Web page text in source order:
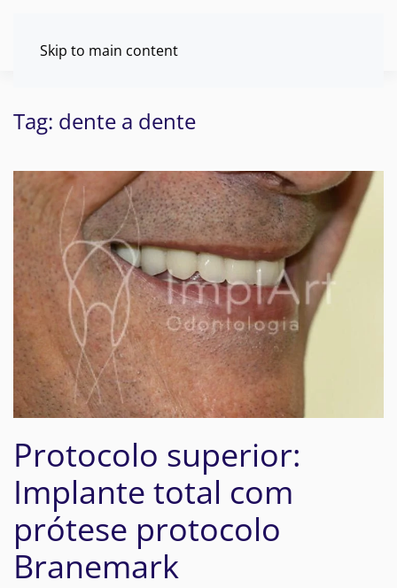
Skip to main content
Tag: dente a dente
Protocolo superior:
Implante total com
prótese protocolo
Branemark